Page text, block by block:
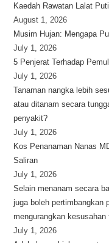
Kaedah Rawatan Lalat
August 1, 2026
Musim Hujan: Mengapa
July 1, 2026
5 Penjerat Terhadap
July 1, 2026
Tanaman nangka lebih
atau ditanam secara
penyakit?
July 1, 2026
Kos Penanaman Nanas
Saliran
July 1, 2026
Selain menanam secara
juga boleh pertimbangkan
mengurangkan kesusahan
July 1, 2026